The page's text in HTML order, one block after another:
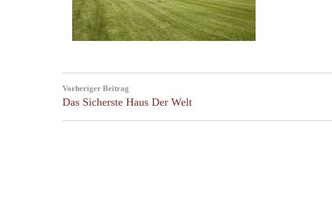
navigation
Vorheriger Beitrag
Previous
Post:
Das Sicherste Haus Der Welt